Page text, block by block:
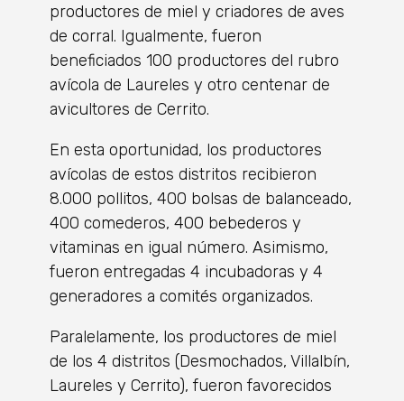
productores de miel y criadores de aves
de corral. Igualmente, fueron
beneficiados 100 productores del rubro
avícola de Laureles y otro centenar de
avicultores de Cerrito.
En esta oportunidad, los productores
avícolas de estos distritos recibieron
8.000 pollitos, 400 bolsas de balanceado,
400 comederos, 400 bebederos y
vitaminas en igual número. Asimismo,
fueron entregadas 4 incubadoras y 4
generadores a comités organizados.
Paralelamente, los productores de miel
de los 4 distritos (Desmochados, Villalbín,
Laureles y Cerrito), fueron favorecidos